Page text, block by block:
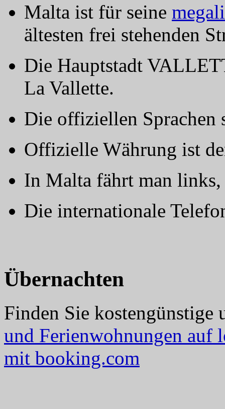
Malta ist für seine
ältesten frei stehenden
Die Hauptstadt
La Vallette.
Die offiziellen Sprachen
Offizielle Währung ist
In Malta fährt man
Die internationale
Übernachten
Finden Sie
und Ferienwohnungen auf
mit booking.com